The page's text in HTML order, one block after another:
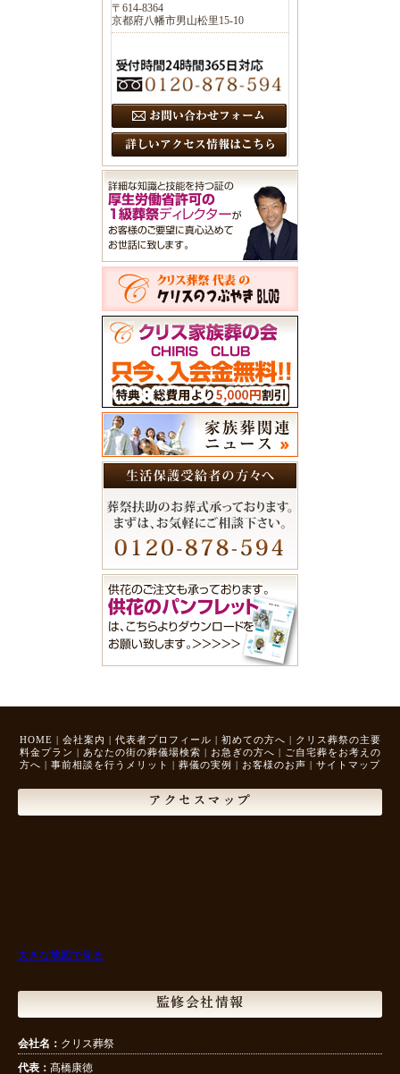
〒614-8364
京都府八幡市男山松里15-10
HOME | 会社案内 | 代表者プロフィール | 初めての方へ | クリス葬祭の主要
料金プラン | あなたの街の葬儀場検索 | お急ぎの方へ | ご自宅葬をお考えの
方へ | 事前相談を行うメリット | 葬儀の実例 | お客様のお声 | サイトマップ
アクセスマップ
大きな地図で見る
監修会社情報
会社名： クリス葬祭
代表： 髙橋康徳